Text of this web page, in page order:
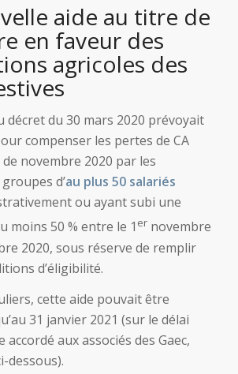
aide au titre de
en faveur des
agricoles des
décret du 30 mars 2020 prévoyait
compenser les pertes de CA
novembre 2020 par les
d’au plus 50 salariés
ou ayant subi une
moins 50 % entre le 1 ernovembre
2020, sous réserve de remplir
d’éligibilité.
cette aide pouvait être
31 janvier 2021 (sur le délai
aux associés des Gaec,
dessous).